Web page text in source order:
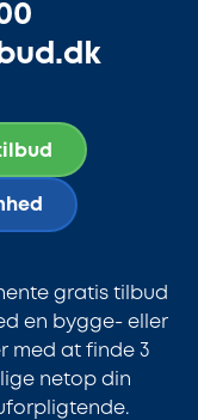
gratis tilbud
en bygge- eller
med at finde 3
netop din